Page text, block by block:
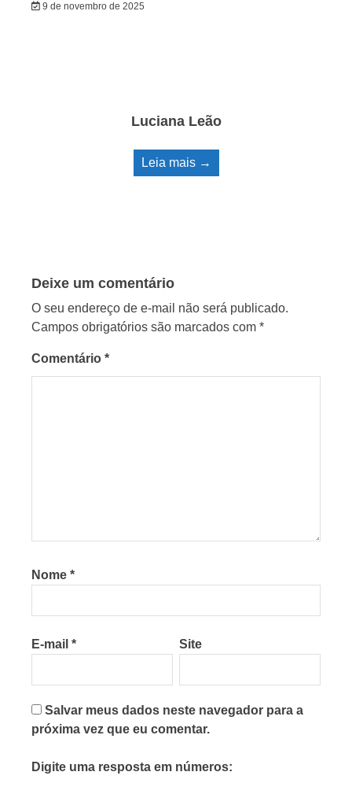
9 de novembro de 2025
Luciana Leão
Leia mais →
Deixe um comentário
O seu endereço de e-mail não será publicado.
Campos obrigatórios são marcados com *
Comentário *
Nome *
E-mail * Site
Salvar meus dados neste navegador para a
próxima vez que eu comentar.
Digite uma resposta em números: